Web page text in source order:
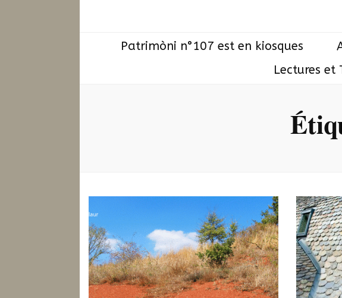
Patrimòni n°107 est en kiosques
Lectures et